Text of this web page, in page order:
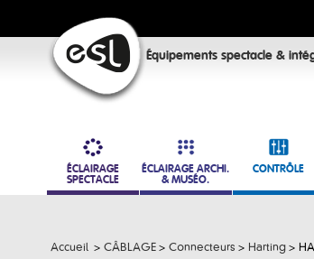
Équipements spectacle &
ÉCLAIRAGE
SPECTACLE
ÉCLAIRAGE ARCHI.
& MUSÉO.
CONTRÔLE
Accueil > CÂBLAGE > Connecteurs > Harting >